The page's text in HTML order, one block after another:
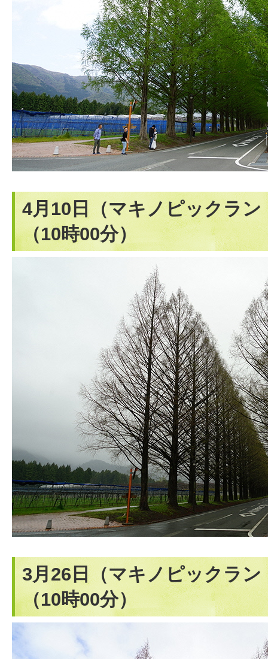
4月10日（マキノピックラン
（10時00分）
3月26日（マキノピックラン
（10時00分）